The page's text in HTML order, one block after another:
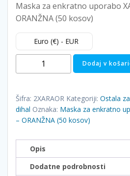
Maska za enkratno uporabo
ORANŽNA (50 kosov)
Euro (€) - EUR
Zaščitna
maska
enkratno
uporabo
XARA
ORANŽNA
Dodaj v
Šifra: 2XARAOR Kategoriji: Ostala
dihal Oznaka: Maska za enkratno
– ORANŽNA (50 kosov)
Opis
Dodatne podrobnosti